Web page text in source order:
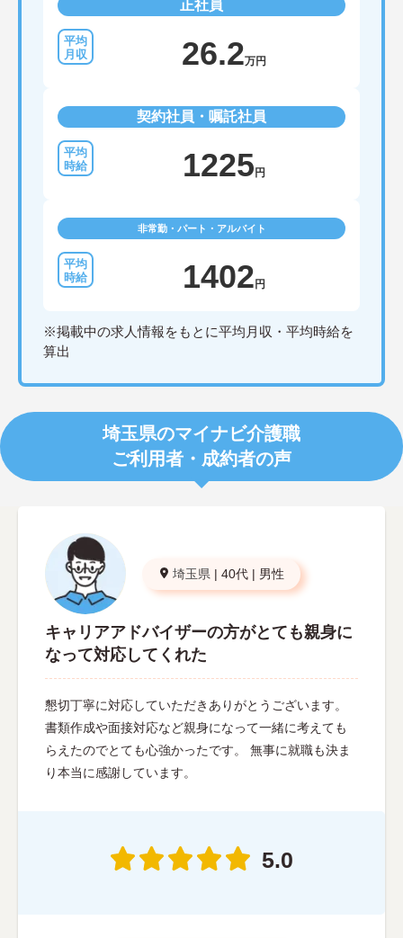
正社員
26.2万円
契約社員・嘱託社員
1225 円
非常勤・パート・アルバイト
1402 円
※掲載中の求人情報をもとに平均月収・平均時給を
算出
埼玉県のマイナビ介護職
ご利用者・成約者の声
埼玉県 | 40代 | 男性
キャリアアドバイザーの方がとても親身に
なって対応してくれた
懇切丁寧に対応していただきありがとうございます。
書類作成や面接対応など親身になって一緒に考えても
らえたのでとても心強かったです。 無事に就職も決ま
り本当に感謝しています。
5.0